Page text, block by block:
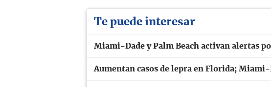
Te puede interesar
Miami-Dade y Palm Beach activan alertas
Aumentan casos de lepra en Florida;